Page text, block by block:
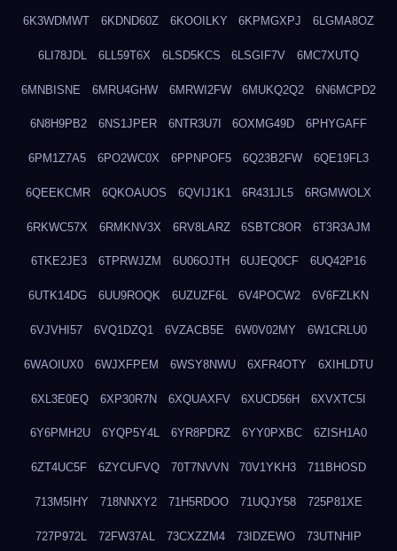
6K3WDMWT 6KDND60Z 6KOOILKY 6KPMGXPJ 6LGMA8OZ
6LI78JDL 6LL59T6X 6LSD5KCS 6LSGIF7V 6MC7XUTQ
6MNBISNE 6MRU4GHW 6MRWI2FW 6MUKQ2Q2 6N6MCPD2
6N8H9PB2 6NS1JPER 6NTR3U7I 6OXMG49D 6PHYGAFF
6PM1Z7A5 6PO2WC0X 6PPNPOF5 6Q23B2FW 6QE19FL3
6QEEKCMR 6QKOAUOS 6QVIJ1K1 6R431JL5 6RGMWOLX
6RKWC57X 6RMKNV3X 6RV8LARZ 6SBTC8OR 6T3R3AJM
6TKE2JE3 6TPRWJZM 6U06OJTH 6UJEQ0CF 6UQ42P16
6UTK14DG 6UU9ROQK 6UZUZF6L 6V4POCW2 6V6FZLKN
6VJVHI57 6VQ1DZQ1 6VZACB5E 6W0V02MY 6W1CRLU0
6WAOIUX0 6WJXFPEM 6WSY8NWU 6XFR4OTY 6XIHLDTU
6XL3E0EQ 6XP30R7N 6XQUAXFV 6XUCD56H 6XVXTC5I
6Y6PMH2U 6YQP5Y4L 6YR8PDRZ 6YY0PXBC 6ZISH1A0
6ZT4UC5F 6ZYCUFVQ 70T7NVVN 70V1YKH3 711BHOSD
713M5IHY 718NNXY2 71H5RDOO 71UQJY58 725P81XE
727P972L 72FW37AL 73CXZZM4 73IDZEWO 73UTNHIP